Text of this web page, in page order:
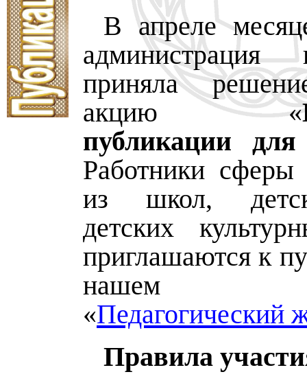
В апреле
администрация
приняла
акцию «
публикации для
Работники сферы
из школ,
детских
приглашаются к
нашем
«Педагогический
Правила